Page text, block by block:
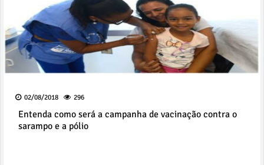
02/08/2018 296
Entenda como será a campanha de vacinação contra o
sarampo e a pólio